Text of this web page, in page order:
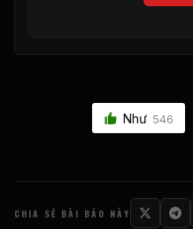
Như 546
CHIA SẺ BÀI BÁO NÀY